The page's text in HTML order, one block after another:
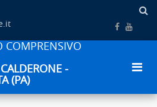
COMPRENSIVO
-
(PA)